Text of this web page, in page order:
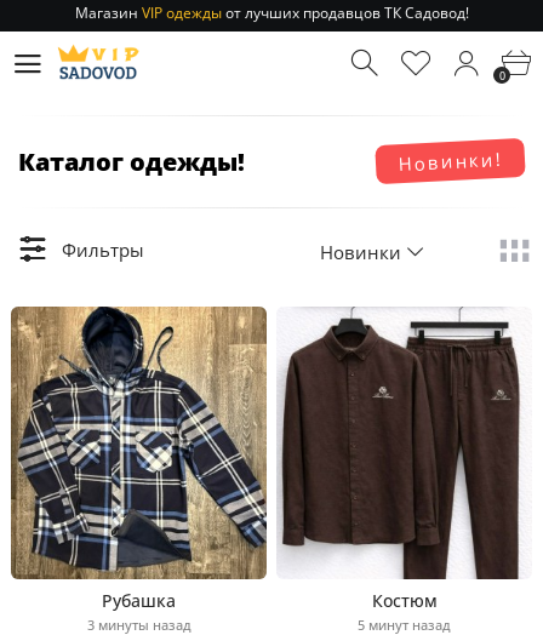
Отправление заказа 1-3 дняпо РФ и МСК!
Магазин
от лучших продавцов ТК Садовод!
0
Новинки!
Каталог одежды!
Фильтры Новинки
Рубашка
3 минуты назад
Костюм
5 минут назад